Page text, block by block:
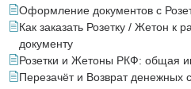
Оформление документов с
Как заказать Розетку / Жетон к
документу
Розетки и Жетоны РКФ: общая
Перезачёт и Возврат денежных